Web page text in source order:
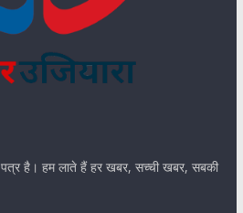
पत्र है। हम लाते हैं हर खबर, सच्ची खबर, सबकी